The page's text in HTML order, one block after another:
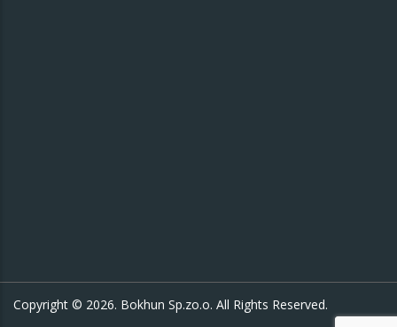
Copyright © 2026. Bokhun Sp.zo.o. All Rights Reserved.